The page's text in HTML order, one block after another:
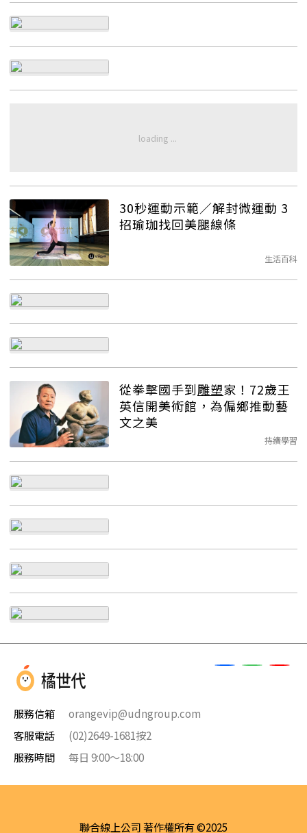
30秒運動示範／解封微運動 3
招瑜珈找回美腿線條
生活百科
從拳擊國手到雕塑家！72歲王
英信開美術館，為偏鄉推動藝
文之美
持續學習
服務信箱
orangevip@udngroup.com
客服電話
(02)2649-1681按2
服務時間
每日 9:00～18:00
聯合線上公司 著作權所有 ©2025